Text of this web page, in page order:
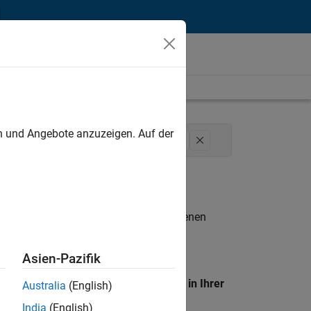
Finance and Operations Legal
. Wenn Sie noch immer keine offenen
unseres
Standort, um alle Stellenangebote in Ihrer
Angebote anzuzeigen. Auf der
Asien-Pazifik
Australia (English)
India (English)